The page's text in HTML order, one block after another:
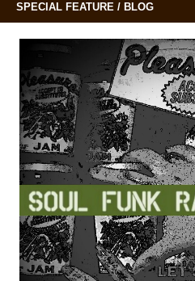
SPECIAL FEATURE / BLOG